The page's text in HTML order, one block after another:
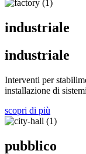
industriale
industriale
Interventi per
installazione di
scopri di più
pubblico